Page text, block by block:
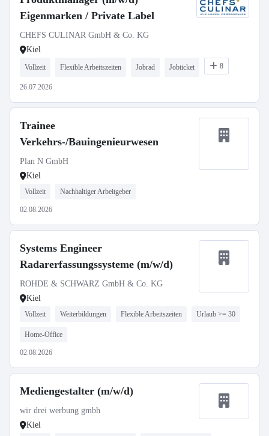
Eigenmarken / Private Label
CHEFS CULINAR GmbH & Co. KG
Kiel
Vollzeit Flexible Arbeitszeiten Jobrad Jobticket 8
26.07.2026
Trainee
Verkehrs-/Bauingenieurwesen
Plan N GmbH
Kiel
Vollzeit Nachhaltiger Arbeitgeber
02.08.2026
Systems Engineer
Radarerfassungssysteme (m/w/d)
ROHDE & SCHWARZ GmbH & Co. KG
Kiel
Vollzeit Weiterbildungen Flexible Arbeitszeiten Urlaub >= 30
Home-Office
02.08.2026
Mediengestalter (m/w/d)
wir drei werbung gmbh
Kiel